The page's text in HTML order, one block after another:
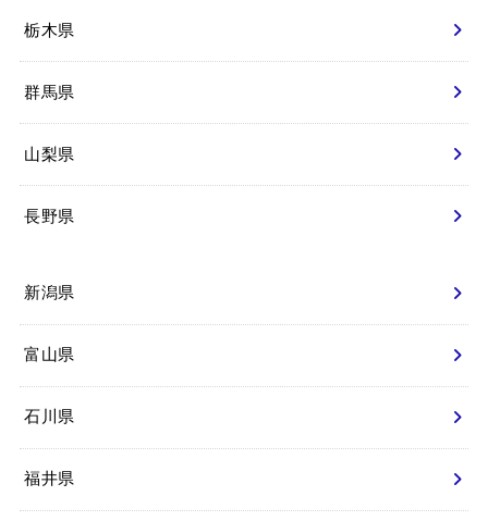
栃木県
群馬県
山梨県
長野県
新潟県
富山県
石川県
福井県